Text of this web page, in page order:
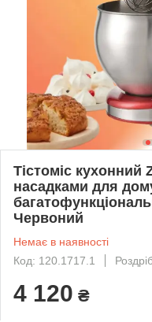
Тістоміс кухонний
насадками для
Червоний
Немає в наявності
Код: 120.1717.1
4 120 ₴